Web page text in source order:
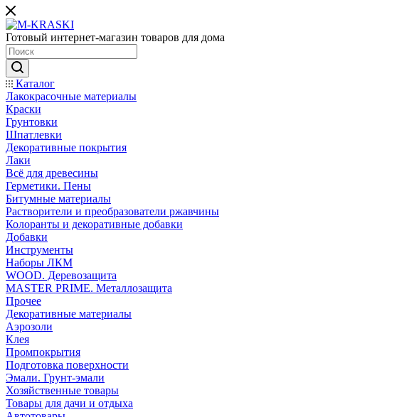
Готовый интернет-магазин товаров для дома
Каталог
Лакокрасочные материалы
Краски
Грунтовки
Шпатлевки
Декоративные покрытия
Лаки
Всё для древесины
Герметики. Пены
Битумные материалы
Растворители и преобразователи ржавчины
Колоранты и декоративные добавки
Добавки
Инструменты
Наборы ЛКМ
WOOD. Деревозащита
MASTER PRIME. Металлозащита
Прочее
Декоративные материалы
Аэрозоли
Клея
Промпокрытия
Подготовка поверхности
Эмали. Грунт-эмали
Хозяйственные товары
Товары для дачи и отдыха